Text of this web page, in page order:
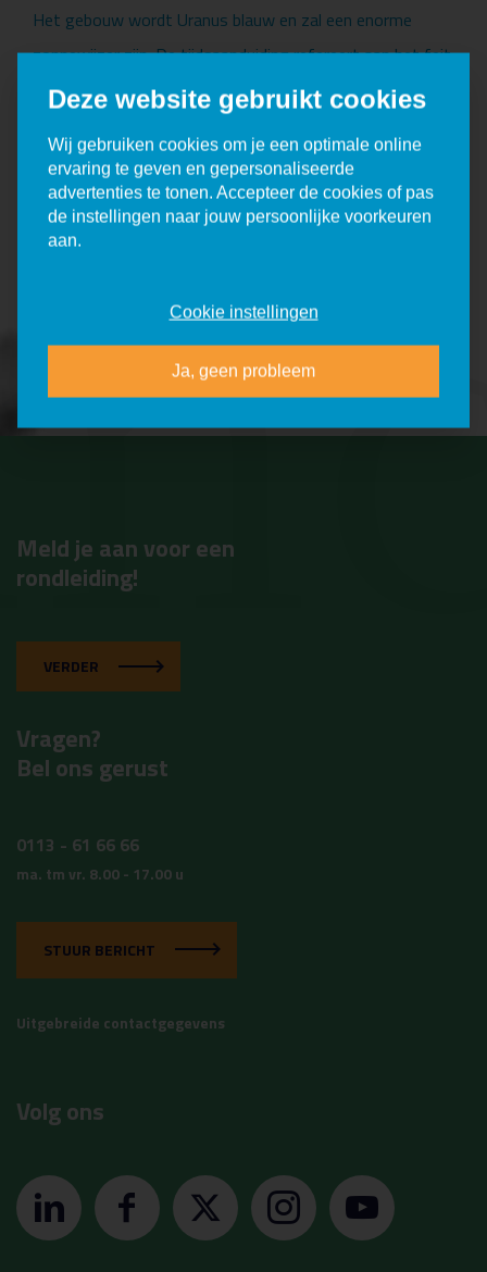
Het gebouw wordt Uranus blauw en zal een enorme
zonnewijzer zijn. De tijdsaanduiding refereert aan het feit
dat de tijd radioactieve stoffen onschadelijk maakt. De
READ MORE
Meld je aan voor een
rondleiding!
VERDER
Vragen?
Bel ons gerust
0113 - 61 66 66
ma. tm vr. 8.00 - 17.00 u
STUUR BERICHT
Uitgebreide contactgegevens
Volg ons
Deze website gebruikt cookies
Wij gebruiken cookies om je een optimale online
ervaring te geven en gepersonaliseerde
advertenties te tonen. Accepteer de cookies of pas
de instellingen naar jouw persoonlijke voorkeuren
aan.
Cookie instellingen
Ja, geen probleem